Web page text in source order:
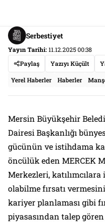
Serbestiyet
Yayın Tarihi:11.12.2025 00:38
Paylaş
Yazıyı Küçült
Yerel Haberler Haberler
Mersin Büyükşehir
Dairesi Başkanlığı
gücünün ve istihdama
öncülük eden MERCEK
Merkezleri,
olabilme fırsatı
kariyer planlaması gibi
piyasasından talep